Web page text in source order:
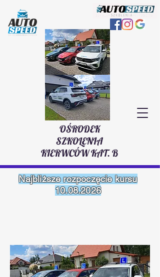
OŚRODEK
SZKOLENIA
KIERWCÓW KAT. B
Najbliższe rozpoczęcie kursu
10.08.2026